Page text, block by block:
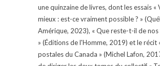
une quinzaine de livres, dont les essais «
mieux : est-ce vraiment possible ? »
Amérique, 2023), « Que reste-t-il de nos
» (Éditions de l'Homme, 2019) et le récit
postales du Canada » (Michel Lafon,